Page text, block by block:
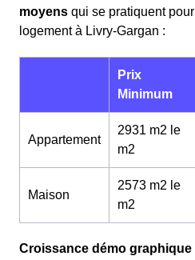
moyens qui se pratiquent
logement à Livry-Gargan :
Prix
Minimum
Appartement
2931 m2 le
m2
Maison
2573 m2 le
m2
Croissance démo graphique